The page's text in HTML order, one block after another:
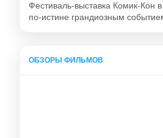
Фестиваль-выставка Комик-Кон
по-истине грандиозным
ОБЗОРЫ ФИЛЬМОВ